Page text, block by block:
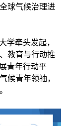
球气候治理进
学牵头发起，
教育与行动推
青年行动平
候青年领袖，